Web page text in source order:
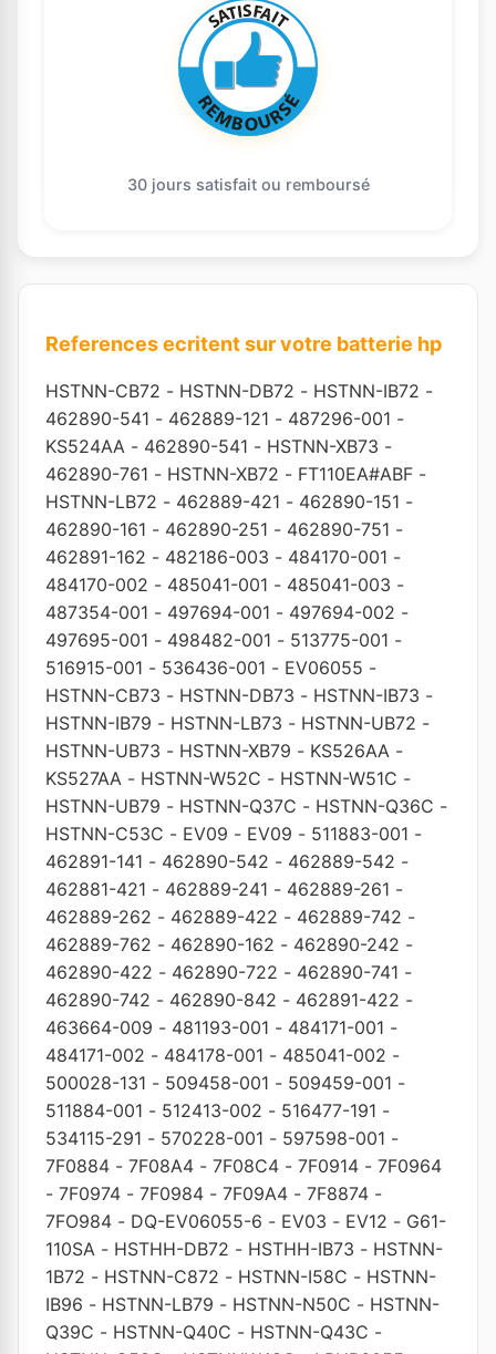
30 jours satisfait ou remboursé
References ecritent sur votre batterie hp
HSTNN-CB72 - HSTNN-DB72 - HSTNN-IB72 -
462890-541 - 462889-121 - 487296-001 -
KS524AA - 462890-541 - HSTNN-XB73 -
462890-761 - HSTNN-XB72 - FT110EA#ABF -
HSTNN-LB72 - 462889-421 - 462890-151 -
462890-161 - 462890-251 - 462890-751 -
462891-162 - 482186-003 - 484170-001 -
484170-002 - 485041-001 - 485041-003 -
487354-001 - 497694-001 - 497694-002 -
497695-001 - 498482-001 - 513775-001 -
516915-001 - 536436-001 - EV06055 -
HSTNN-CB73 - HSTNN-DB73 - HSTNN-IB73 -
HSTNN-IB79 - HSTNN-LB73 - HSTNN-UB72 -
HSTNN-UB73 - HSTNN-XB79 - KS526AA -
KS527AA - HSTNN-W52C - HSTNN-W51C -
HSTNN-UB79 - HSTNN-Q37C - HSTNN-Q36C -
HSTNN-C53C - EV09 - EV09 - 511883-001 -
462891-141 - 462890-542 - 462889-542 -
462881-421 - 462889-241 - 462889-261 -
462889-262 - 462889-422 - 462889-742 -
462889-762 - 462890-162 - 462890-242 -
462890-422 - 462890-722 - 462890-741 -
462890-742 - 462890-842 - 462891-422 -
463664-009 - 481193-001 - 484171-001 -
484171-002 - 484178-001 - 485041-002 -
500028-131 - 509458-001 - 509459-001 -
511884-001 - 512413-002 - 516477-191 -
534115-291 - 570228-001 - 597598-001 -
7F0884 - 7F08A4 - 7F08C4 - 7F0914 - 7F0964
- 7F0974 - 7F0984 - 7F09A4 - 7F8874 -
7FO984 - DQ-EV06055-6 - EV03 - EV12 - G61-
110SA - HSTHH-DB72 - HSTHH-IB73 - HSTNN-
1B72 - HSTNN-C872 - HSTNN-I58C - HSTNN-
IB96 - HSTNN-LB79 - HSTNN-N50C - HSTNN-
Q39C - HSTNN-Q40C - HSTNN-Q43C -